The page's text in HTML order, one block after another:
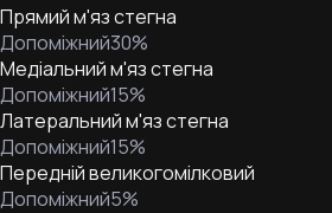
Прямий м'яз стегна
Допоміжний30%
Медіальний м'яз стегна
Допоміжний15%
Латеральний м'яз стегна
Допоміжний15%
Передній великогомілковий
Допоміжний5%